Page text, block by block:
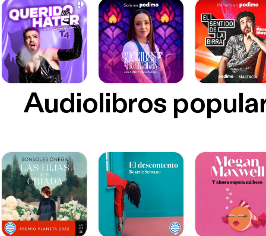
Audiolibros